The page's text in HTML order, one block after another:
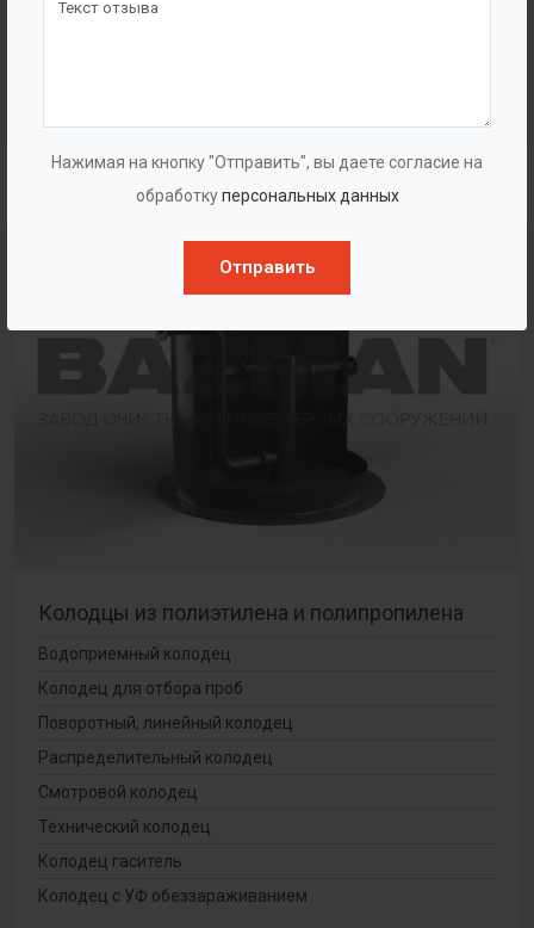
Нажимая на кнопку "Отправить", вы даете согласие на
обработкуперсональных данных
Отправить
Жироуловители стационарные ручные
Колодцы из полиэтилена и полипропилена
Водоприемный колодец
Колодец для отбора проб
Поворотный, линейный колодец
Распределительный колодец
Смотровой колодец
Технический колодец
Колодец гаситель
Колодец с УФ обеззараживанием